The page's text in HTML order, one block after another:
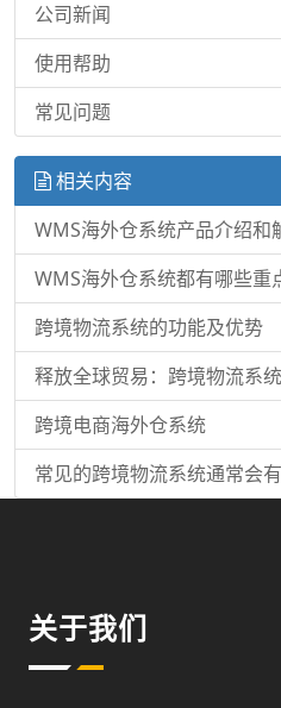
公司新闻
使用帮助
常见问题
相关内容
WMS海外仓系统产品介绍和
WMS海外仓系统都有哪些重
跨境物流系统的功能及优势
释放全球贸易：跨境物流系
跨境电商海外仓系统
常见的跨境物流系统通常会
关于我们